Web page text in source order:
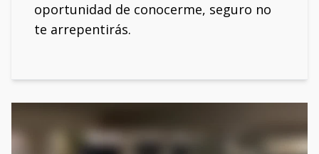
oportunidad de conocerme, seguro no
te arrepentirás.